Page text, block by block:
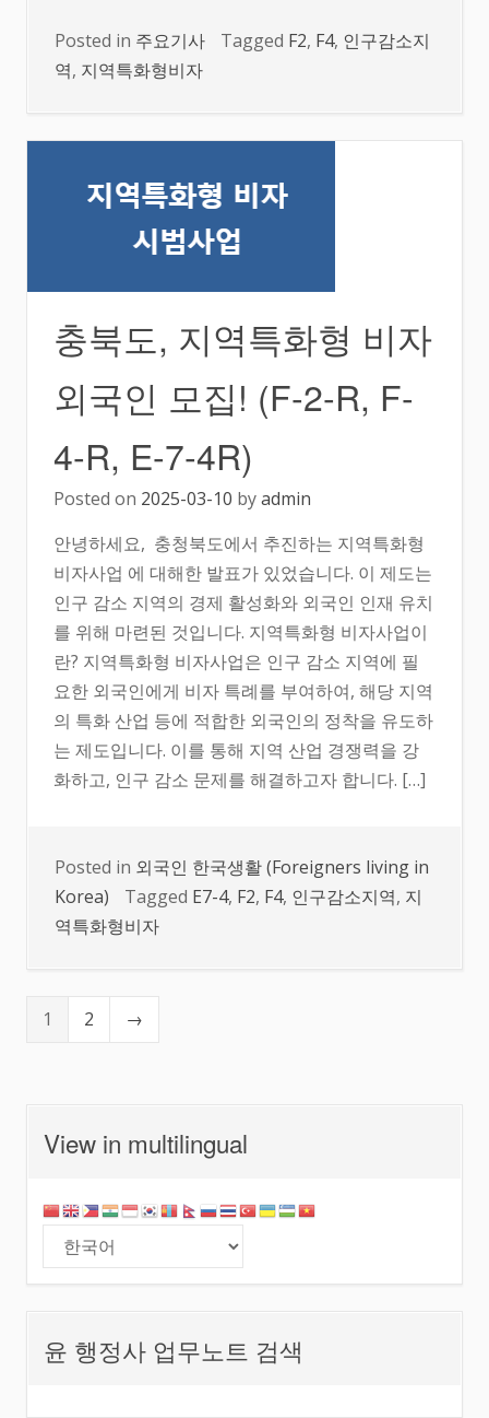
Posted in 주요기사 Tagged F2, F4, 인구감소지
역, 지역특화형비자
충북도, 지역특화형 비자
외국인 모집! (F-2-R, F-
4-R, E-7-4R)
Posted on 2025-03-10 byadmin
안녕하세요, 충청북도에서 추진하는 지역특화형
비자사업 에 대해한 발표가 있었습니다. 이 제도는
인구 감소 지역의 경제 활성화와 외국인 인재 유치
를 위해 마련된 것입니다. 지역특화형 비자사업이
란? 지역특화형 비자사업은 인구 감소 지역에 필
요한 외국인에게 비자 특례를 부여하여, 해당 지역
의 특화 산업 등에 적합한 외국인의 정착을 유도하
는 제도입니다. 이를 통해 지역 산업 경쟁력을 강
화하고, 인구 감소 문제를 해결하고자 합니다. […]
Posted in 외국인 한국생활 (Foreigners living in
Korea)
Tagged E7-4, F2, F4, 인구감소지역, 지
역특화형비자
1 2 →
View in multilingual
윤 행정사 업무노트 검색